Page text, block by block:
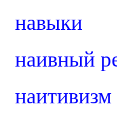
навыки
наивный
наитивизм